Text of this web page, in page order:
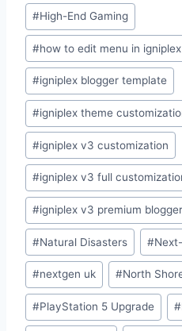
#High-End Gaming
#how to edit menu in
#igniplex blogger template
#igniplex theme
#igniplex v3 customization
#igniplex v3 full
#igniplex v3 premium
#Natural Disasters #
#nextgen uk #North
#PlayStation 5 Upgrade #